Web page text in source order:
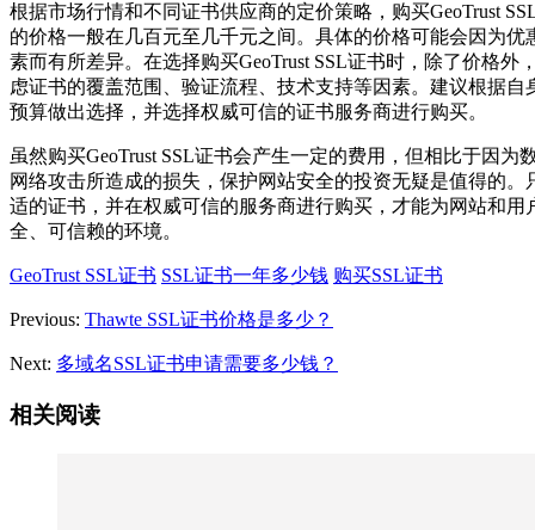
根据市场行情和不同证书供应商的定价策略，购买GeoTrust
的价格一般在几百元至几千元之间。具体的价格可能会因为优
素而有所差异。在选择购买GeoTrust SSL证书时，除了价格外
虑证书的覆盖范围、验证流程、技术支持等因素。建议根据自
预算做出选择，并选择权威可信的证书服务商进行购买。
虽然购买GeoTrust SSL证书会产生一定的费用，但相比于因为
网络攻击所造成的损失，保护网站安全的投资无疑是值得的。
适的证书，并在权威可信的服务商进行购买，才能为网站和用
全、可信赖的环境。
GeoTrust SSL证书 SSL证书一年多少钱 购买SSL证书
Previous: Thawte SSL证书价格是多少？
Next: 多域名SSL证书申请需要多少钱？
相关阅读